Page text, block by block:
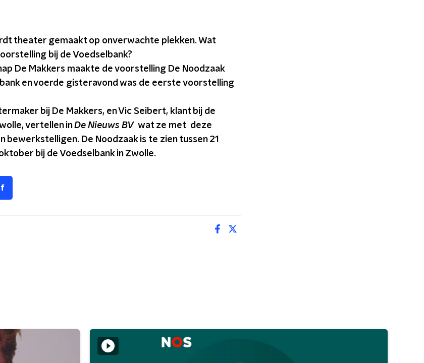
theater gemaakt op onverwachte plekken. Wat
bij de Voedselbank?
De Makkers maakte de voorstelling De Noodzaak
en voerde gisteravond was de eerste voorstelling
bij De Makkers, en Vic Seibert, klant bij de
vertellen inDe Nieuws BV wat ze met deze
bewerkstelligen. De Noodzaak is te zien tussen 21
bij de Voedselbank in Zwolle.